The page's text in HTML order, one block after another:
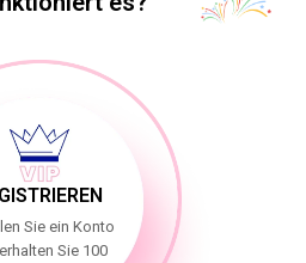
Sie ein Konto
Sie 100